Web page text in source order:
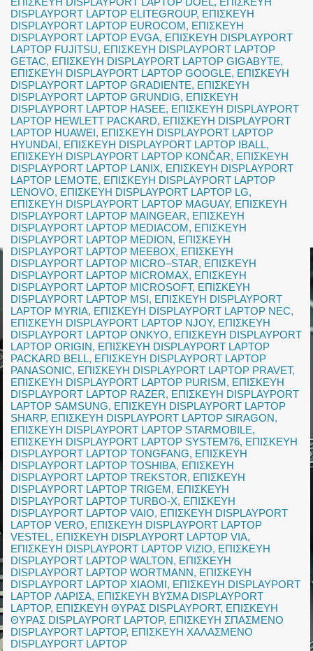
DISPLAYPORT LAPTOP ELITEGROUP, ΕΠΙΣΚΕΥΗ
DISPLAYPORT LAPTOP EUROCOM, ΕΠΙΣΚΕΥΗ
DISPLAYPORT LAPTOP EVGA, ΕΠΙΣΚΕΥΗ DISPLAYPORT
LAPTOP FUJITSU, ΕΠΙΣΚΕΥΗ DISPLAYPORT LAPTOP
GETAC, ΕΠΙΣΚΕΥΗ DISPLAYPORT LAPTOP GIGABYTE,
ΕΠΙΣΚΕΥΗ DISPLAYPORT LAPTOP GOOGLE, ΕΠΙΣΚΕΥΗ
DISPLAYPORT LAPTOP GRADIENTE, ΕΠΙΣΚΕΥΗ
DISPLAYPORT LAPTOP GRUNDIG, ΕΠΙΣΚΕΥΗ
DISPLAYPORT LAPTOP HASEE, ΕΠΙΣΚΕΥΗ DISPLAYPORT
LAPTOP HEWLETT PACKARD, ΕΠΙΣΚΕΥΗ DISPLAYPORT
LAPTOP HUAWEI, ΕΠΙΣΚΕΥΗ DISPLAYPORT LAPTOP
HYUNDAI, ΕΠΙΣΚΕΥΗ DISPLAYPORT LAPTOP IBALL,
ΕΠΙΣΚΕΥΗ DISPLAYPORT LAPTOP KONČAR, ΕΠΙΣΚΕΥΗ
DISPLAYPORT LAPTOP LANIX, ΕΠΙΣΚΕΥΗ DISPLAYPORT
LAPTOP LEMOTE, ΕΠΙΣΚΕΥΗ DISPLAYPORT LAPTOP
LENOVO, ΕΠΙΣΚΕΥΗ DISPLAYPORT LAPTOP LG,
ΕΠΙΣΚΕΥΗ DISPLAYPORT LAPTOP MAGUAY, ΕΠΙΣΚΕΥΗ
DISPLAYPORT LAPTOP MAINGEAR, ΕΠΙΣΚΕΥΗ
DISPLAYPORT LAPTOP MEDIACOM, ΕΠΙΣΚΕΥΗ
DISPLAYPORT LAPTOP MEDION, ΕΠΙΣΚΕΥΗ
DISPLAYPORT LAPTOP MEEBOX, ΕΠΙΣΚΕΥΗ
DISPLAYPORT LAPTOP MICRO–STAR, ΕΠΙΣΚΕΥΗ
DISPLAYPORT LAPTOP MICROMAX, ΕΠΙΣΚΕΥΗ
DISPLAYPORT LAPTOP MICROSOFT, ΕΠΙΣΚΕΥΗ
DISPLAYPORT LAPTOP MSI, ΕΠΙΣΚΕΥΗ DISPLAYPORT
LAPTOP MYRIA, ΕΠΙΣΚΕΥΗ DISPLAYPORT LAPTOP NEC,
ΕΠΙΣΚΕΥΗ DISPLAYPORT LAPTOP NJOY, ΕΠΙΣΚΕΥΗ
DISPLAYPORT LAPTOP ONKYO, ΕΠΙΣΚΕΥΗ DISPLAYPORT
LAPTOP ORIGIN, ΕΠΙΣΚΕΥΗ DISPLAYPORT LAPTOP
PACKARD BELL, ΕΠΙΣΚΕΥΗ DISPLAYPORT LAPTOP
PANASONIC, ΕΠΙΣΚΕΥΗ DISPLAYPORT LAPTOP PRAVET,
ΕΠΙΣΚΕΥΗ DISPLAYPORT LAPTOP PURISM, ΕΠΙΣΚΕΥΗ
DISPLAYPORT LAPTOP RAZER, ΕΠΙΣΚΕΥΗ DISPLAYPORT
LAPTOP SAMSUNG, ΕΠΙΣΚΕΥΗ DISPLAYPORT LAPTOP
SHARP, ΕΠΙΣΚΕΥΗ DISPLAYPORT LAPTOP SIRAGON,
ΕΠΙΣΚΕΥΗ DISPLAYPORT LAPTOP STARMOBILE,
ΕΠΙΣΚΕΥΗ DISPLAYPORT LAPTOP SYSTEM76, ΕΠΙΣΚΕΥΗ
DISPLAYPORT LAPTOP TONGFANG, ΕΠΙΣΚΕΥΗ
DISPLAYPORT LAPTOP TOSHIBA, ΕΠΙΣΚΕΥΗ
DISPLAYPORT LAPTOP TREKSTOR, ΕΠΙΣΚΕΥΗ
DISPLAYPORT LAPTOP TRIGEM, ΕΠΙΣΚΕΥΗ
DISPLAYPORT LAPTOP TURBO-X, ΕΠΙΣΚΕΥΗ
DISPLAYPORT LAPTOP VAIO, ΕΠΙΣΚΕΥΗ DISPLAYPORT
LAPTOP VERO, ΕΠΙΣΚΕΥΗ DISPLAYPORT LAPTOP
VESTEL, ΕΠΙΣΚΕΥΗ DISPLAYPORT LAPTOP VIA,
ΕΠΙΣΚΕΥΗ DISPLAYPORT LAPTOP VIZIO, ΕΠΙΣΚΕΥΗ
DISPLAYPORT LAPTOP WALTON, ΕΠΙΣΚΕΥΗ
DISPLAYPORT LAPTOP WORTMANN, ΕΠΙΣΚΕΥΗ
DISPLAYPORT LAPTOP XIAOMI, ΕΠΙΣΚΕΥΗ DISPLAYPORT
LAPTOP ΛΑΡΙΣΑ, ΕΠΙΣΚΕΥΗ ΒΥΣΜΑ DISPLAYPORT
LAPTOP, ΕΠΙΣΚΕΥΗ ΘΥΡΑΣ DISPLAYPORT, ΕΠΙΣΚΕΥΗ
ΘΥΡΑΣ DISPLAYPORT LAPTOP, ΕΠΙΣΚΕΥΗ ΣΠΑΣΜΕΝΟ
DISPLAYPORT LAPTOP, ΕΠΙΣΚΕΥΗ ΧΑΛΑΣΜΕΝΟ
DISPLAYPORT LAPTOP